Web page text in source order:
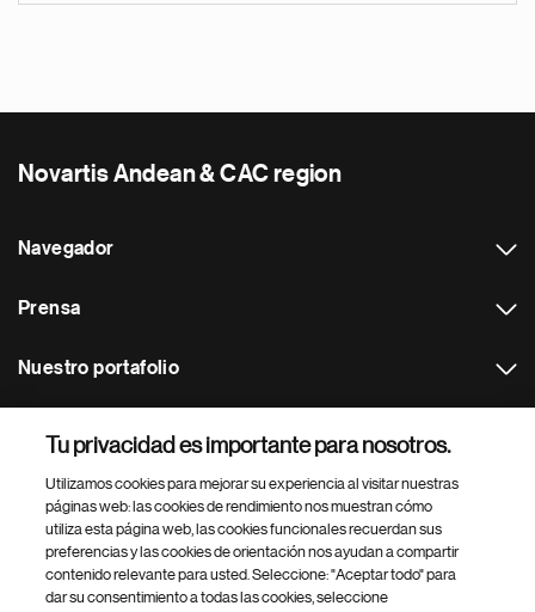
Novartis Andean & CAC region
Navegador
Prensa
Nuestro portafolio
Footer Site Search
Tu privacidad es importante para nosotros.
Utilizamos cookies para mejorar su experiencia al visitar nuestras
páginas web: las cookies de rendimiento nos muestran cómo
utiliza esta página web, las cookies funcionales recuerdan sus
preferencias y las cookies de orientación nos ayudan a compartir
contenido relevante para usted. Seleccione: "Aceptar todo" para
dar su consentimiento a todas las cookies, seleccione